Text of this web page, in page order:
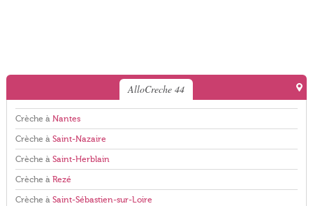
AlloCreche 44
Crèche à Nantes
Crèche à Saint-Nazaire
Crèche à Saint-Herblain
Crèche à Rezé
Crèche à Saint-Sébastien-sur-Loire